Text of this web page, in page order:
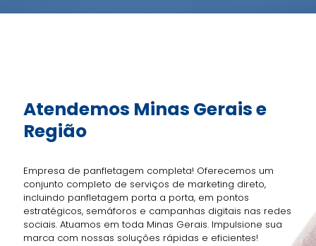
Atendemos Minas Gerais e
Região
Empresa de panfletagem completa! Oferecemos um
conjunto completo de serviços de marketing direto,
incluindo panfletagem porta a porta, em pontos
estratégicos, semáforos e campanhas digitais nas redes
sociais. Atuamos em toda Minas Gerais. Impulsione sua
marca com nossas soluções rápidas e eficientes!